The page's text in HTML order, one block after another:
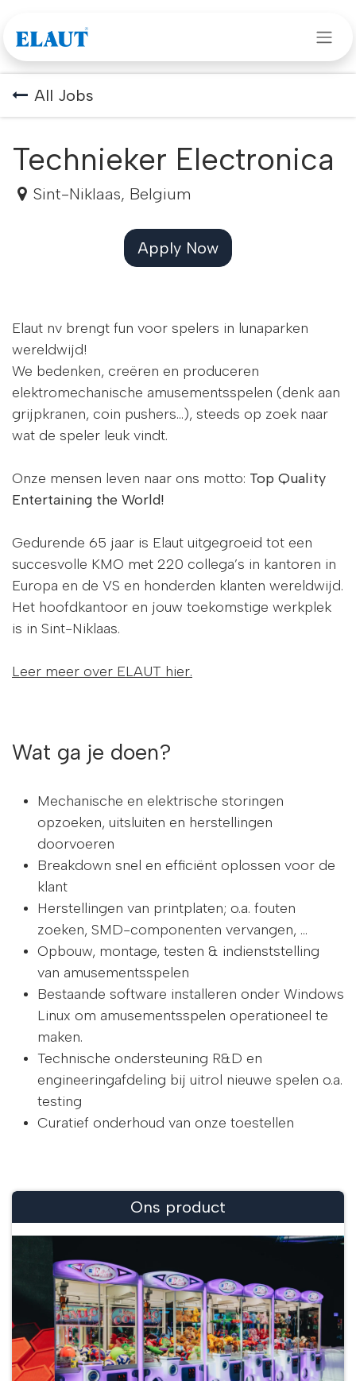
All Jobs
Technieker Electronica
Sint-Niklaas, Belgium
Apply Now
Elaut nv brengt fun voor spelers in lunaparken
wereldwijd!
We bedenken, creëren en produceren
elektromechanische amusementsspelen (denk aan
grijpkranen, coin pushers…), steeds op zoek naar
wat de speler leuk vindt.
Onze mensen leven naar ons motto: Top Quality
Entertaining the World!
Gedurende 65 jaar is Elaut uitgegroeid tot een
succesvolle KMO met 220 collega’s in kantoren in
Europa en de VS en honderden klanten wereldwijd.
Het hoofdkantoor en jouw toekomstige werkplek
is in Sint-Niklaas.
Leer meer over ELAUT hier.
Wat ga je doen?
Mechanische en elektrische storingen
opzoeken, uitsluiten en herstellingen
doorvoeren
Breakdown snel en efficiënt oplossen voor de
klant
Herstellingen van printplaten; o.a. fouten
zoeken, SMD-componenten vervangen, …
Opbouw, montage, testen & indienststelling
van amusementsspelen
Bestaande software installeren onder Windows
Linux om amusementsspelen operationeel te
maken.
Technische ondersteuning R&D en
engineeringafdeling bij uitrol nieuwe spelen o.a.
testing
Curatief onderhoud van onze toestellen
Ons product